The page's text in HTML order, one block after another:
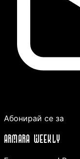
Абонирай се за
ARMARA WEEKLY